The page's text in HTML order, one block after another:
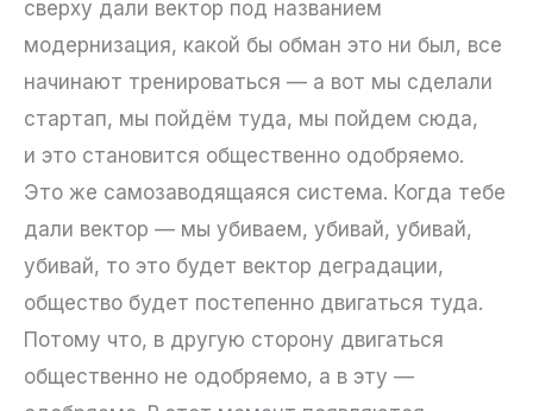
сверху дали вектор под названием
модернизация, какой бы обман это ни был, все
начинают тренироваться — а вот мы сделали
стартап, мы пойдём туда, мы пойдем сюда,
и это становится общественно одобряемо.
Это же самозаводящаяся система. Когда тебе
дали вектор — мы убиваем, убивай, убивай,
убивай, то это будет вектор деградации,
общество будет постепенно двигаться туда.
Потому что, в другую сторону двигаться
общественно не одобряемо, а в эту —